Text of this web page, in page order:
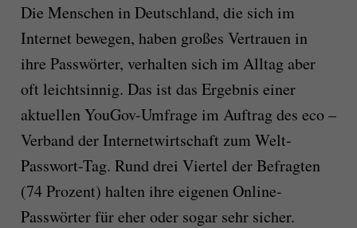
Die Menschen in Deutschland, die sich im
Internet bewegen, haben großes Vertrauen in
ihre Passwörter, verhalten sich im Alltag aber
oft leichtsinnig. Das ist das Ergebnis einer
aktuellen YouGov-Umfrage im Auftrag des eco –
Verband der Internetwirtschaft zum Welt-
Passwort-Tag. Rund drei Viertel der Befragten
(74 Prozent) halten ihre eigenen Online-
Passwörter für eher oder sogar sehr sicher.